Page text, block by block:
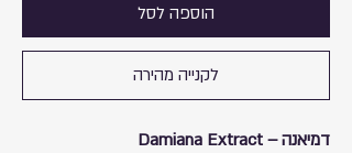
הוספה לסל
לקנייה מהירה
דמיאנה – Damiana Extract